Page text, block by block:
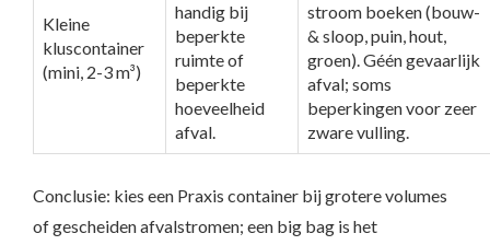
Kleine
kluscontainer
(mini, 2-3 m³)
handig bij
beperkte
ruimte of
beperkte
hoeveelheid
afval.
stroom boeken (bouw-
& sloop, puin, hout,
groen). Géén gevaarlijk
afval; soms
beperkingen voor zeer
zware vulling.
Conclusie: kies een Praxis container bij grotere volumes
of gescheiden afvalstromen; een big bag is het